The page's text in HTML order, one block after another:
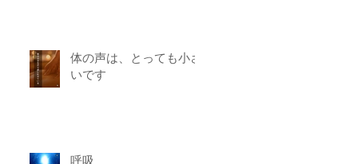
体の声は、とっても小さ
いです
呼吸